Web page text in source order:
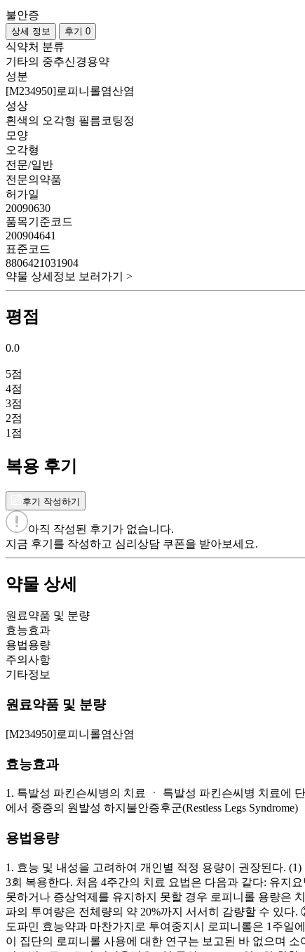
불안증
상세 정보 후기 0
식약처 분류
기타의 중추신경용약
성분
[M234950]로피니롤염산염
성상
흰색의 오각형 필름코팅정
모양
오각형
전문/일반
전문의약품
허가일
20090630
품목기준코드
200904641
표준코드
8806421031904
약물 상세정보 보러가기 >
평점
0.0
5점
4점
3점
2점
1 점
복용 후기
후기 작성하기
아직 작성된 후기가 없습니다.
지금 후기를 작성하고 심리상담 쿠폰을 받아보세요.
약물 상세
원료약품 및 분량
효능효과
용법용량
주의사항
기타정보
원료약품 및 분량
[M234950]로피니롤염산염
효능효과
1. 특발성 파킨슨씨병의 치료 ㆍ 특발성 파킨슨씨병 치료에
에서 중증의 원발성 하지불안증후군(Restless Legs Syndrome)
용법용량
1. 효능 및 내성을 고려하여 개인별 적정 용량이 권장된다.
3회 복용한다. 처음 4주간의 치료 요법은 다음과 같다: 유지
못하거나 증상억제를 유지하지 못할 경우 로피니롤 용량은
파의 투여량은 전체량의 약 20%까지 서서히 감량할 수 있
도파민 효능약과 마찬가지로 투여중지시 로피니롤은 1주일
이 집단의 로피니롤 사용에 대한 연구는 보고된 바 없으며